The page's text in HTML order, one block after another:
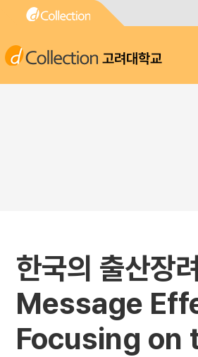
고려대학교
한국의 출산장
Message
Focusing on